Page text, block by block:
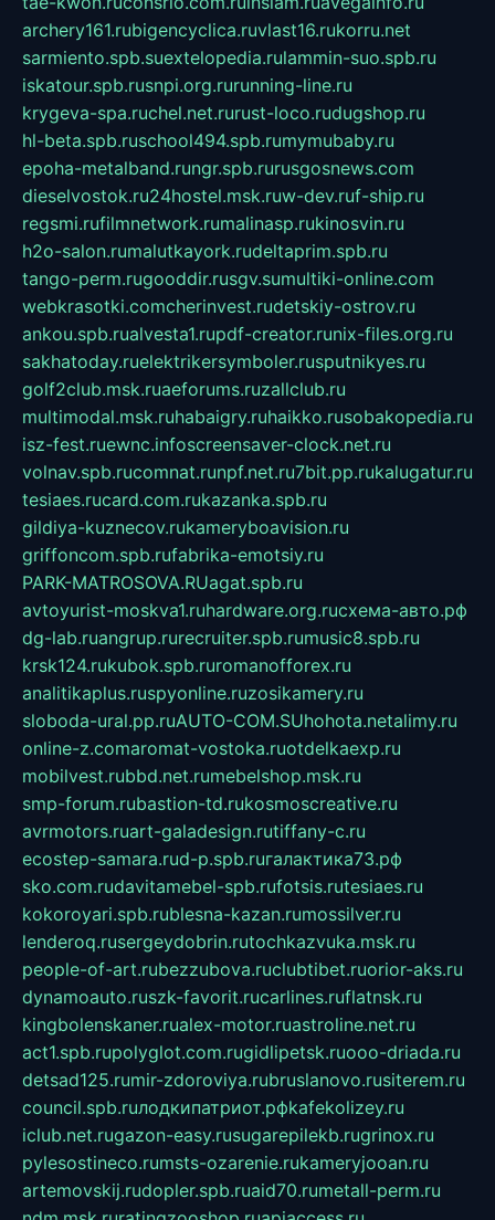
archery161.rubigencyclica.ruvlast16.rukorru.net
sarmiento.spb.suextelopedia.rulammin-suo.spb.ru
iskatour.spb.rusnpi.org.rurunning-line.ru
krygeva-spa.ruchel.net.rurust-loco.rudugshop.ru
hl-beta.spb.ruschool494.spb.rumymubaby.ru
epoha-metalband.rungr.spb.rurusgosnews.com
dieselvostok.ru24hostel.msk.ruw-dev.ruf-ship.ru
regsmi.rufilmnetwork.rumalinasp.rukinosvin.ru
h2o-salon.rumalutkayork.rudeltaprim.spb.ru
tango-perm.rugooddir.rusgv.sumultiki-online.com
webkrasotki.comcherinvest.rudetskiy-ostrov.ru
ankou.spb.rualvesta1.rupdf-creator.runix-files.org.ru
sakhatoday.ruelektrikersymboler.rusputnikyes.ru
golf2club.msk.ruaeforums.ruzallclub.ru
multimodal.msk.ruhabaigry.ruhaikko.rusobakopedia.ru
isz-fest.ruewnc.infoscreensaver-clock.net.ru
volnav.spb.rucomnat.runpf.net.ru7bit.pp.rukalugatur.ru
tesiaes.rucard.com.rukazanka.spb.ru
gildiya-kuznecov.rukameryboavision.ru
griffoncom.spb.rufabrika-emotsiy.ru
PARK-MATROSOVA.RUagat.spb.ru
avtoyurist-moskva1.ruhardware.org.ruсхема-авто.рф
dg-lab.ruangrup.rurecruiter.spb.rumusic8.spb.ru
krsk124.rukubok.spb.ruromanofforex.ru
analitikaplus.ruspyonline.ruzosikamery.ru
sloboda-ural.pp.ruAUTO-COM.SUhohota.netalimy.ru
online-z.comaromat-vostoka.ruotdelkaexp.ru
mobilvest.rubbd.net.rumebelshop.msk.ru
smp-forum.rubastion-td.rukosmoscreative.ru
avrmotors.ruart-galadesign.rutiffany-c.ru
ecostep-samara.rud-p.spb.ruгалактика73.рф
sko.com.rudavitamebel-spb.rufotsis.rutesiaes.ru
kokoroyari.spb.rublesna-kazan.rumossilver.ru
lenderoq.rusergeydobrin.rutochkazvuka.msk.ru
people-of-art.rubezzubova.ruclubtibet.ruorior-aks.ru
dynamoauto.ruszk-favorit.rucarlines.ruflatnsk.ru
kingbolenskaner.rualex-motor.ruastroline.net.ru
act1.spb.rupolyglot.com.rugidlipetsk.ruooo-driada.ru
detsad125.rumir-zdoroviya.rubruslanovo.rusiterem.ru
council.spb.ruлодкипатриот.рфkafekolizey.ru
iclub.net.rugazon-easy.rusugarepilekb.rugrinox.ru
pylesostineco.rumsts-ozarenie.rukameryjooan.ru
artemovskij.rudopler.spb.ruaid70.rumetall-perm.ru